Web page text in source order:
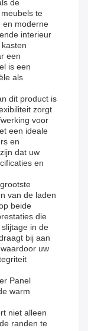
de
te
en moderne
interieur
een
is een
als
dit product is
zorgt
voor
een ideale
en
dat uw
en
van de laden
beide
die
in de
bij aan
uw
Panel
warm
niet alleen
randen te